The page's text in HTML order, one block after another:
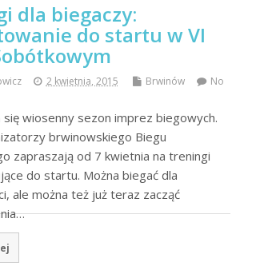
dla biegaczy:
do startu w VI
2 kwietnia, 2015 Brwinów
No
się wiosenny sezon imprez biegowych.
brwinowskiego Biegu
zapraszają od 7 kwietnia na treningi
do startu. Można biegać dla
ale można też już teraz zacząć